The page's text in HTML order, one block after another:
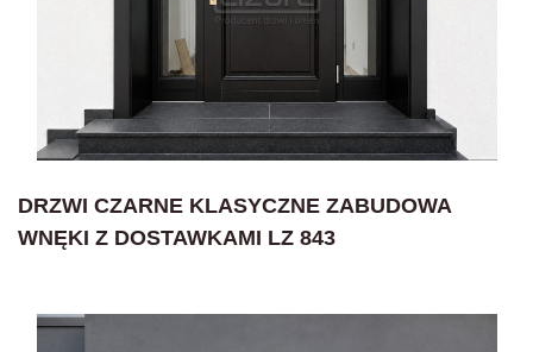
DRZWI CZARNE KLASYCZNE ZABUDOWA
WNĘKI Z DOSTAWKAMI LZ 843